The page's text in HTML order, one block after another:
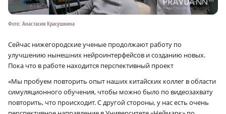
Фото: Анастасия Красушкина
Сейчас нижегородские ученые продолжают работу по
улучшению нынешних нейроинтерфейсов и созданию новых.
Пока что в работе находится перспективный проект
«Мы пробуем повторить опыт наших китайских коллег в области
симуляционного обучения, чтобы можно было по видеозахвату
повторить, что происходит. С другой стороны, у нас есть очень